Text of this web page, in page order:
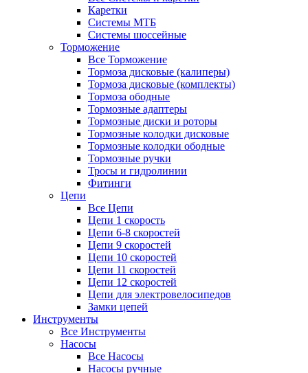
Каретки
Системы МТБ
Системы шоссейные
Торможение
Все Торможение
Тормоза дисковые (калиперы)
Тормоза дисковые (комплекты)
Тормоза ободные
Тормозные адаптеры
Тормозные диски и роторы
Тормозные колодки дисковые
Тормозные колодки ободные
Тормозные ручки
Тросы и гидролинии
Фитинги
Цепи
Все Цепи
Цепи 1 скорость
Цепи 6-8 скоростей
Цепи 9 скоростей
Цепи 10 скоростей
Цепи 11 скоростей
Цепи 12 скоростей
Цепи для электровелосипедов
Замки цепей
Инструменты
Все Инструменты
Насосы
Все Насосы
Насосы ручные